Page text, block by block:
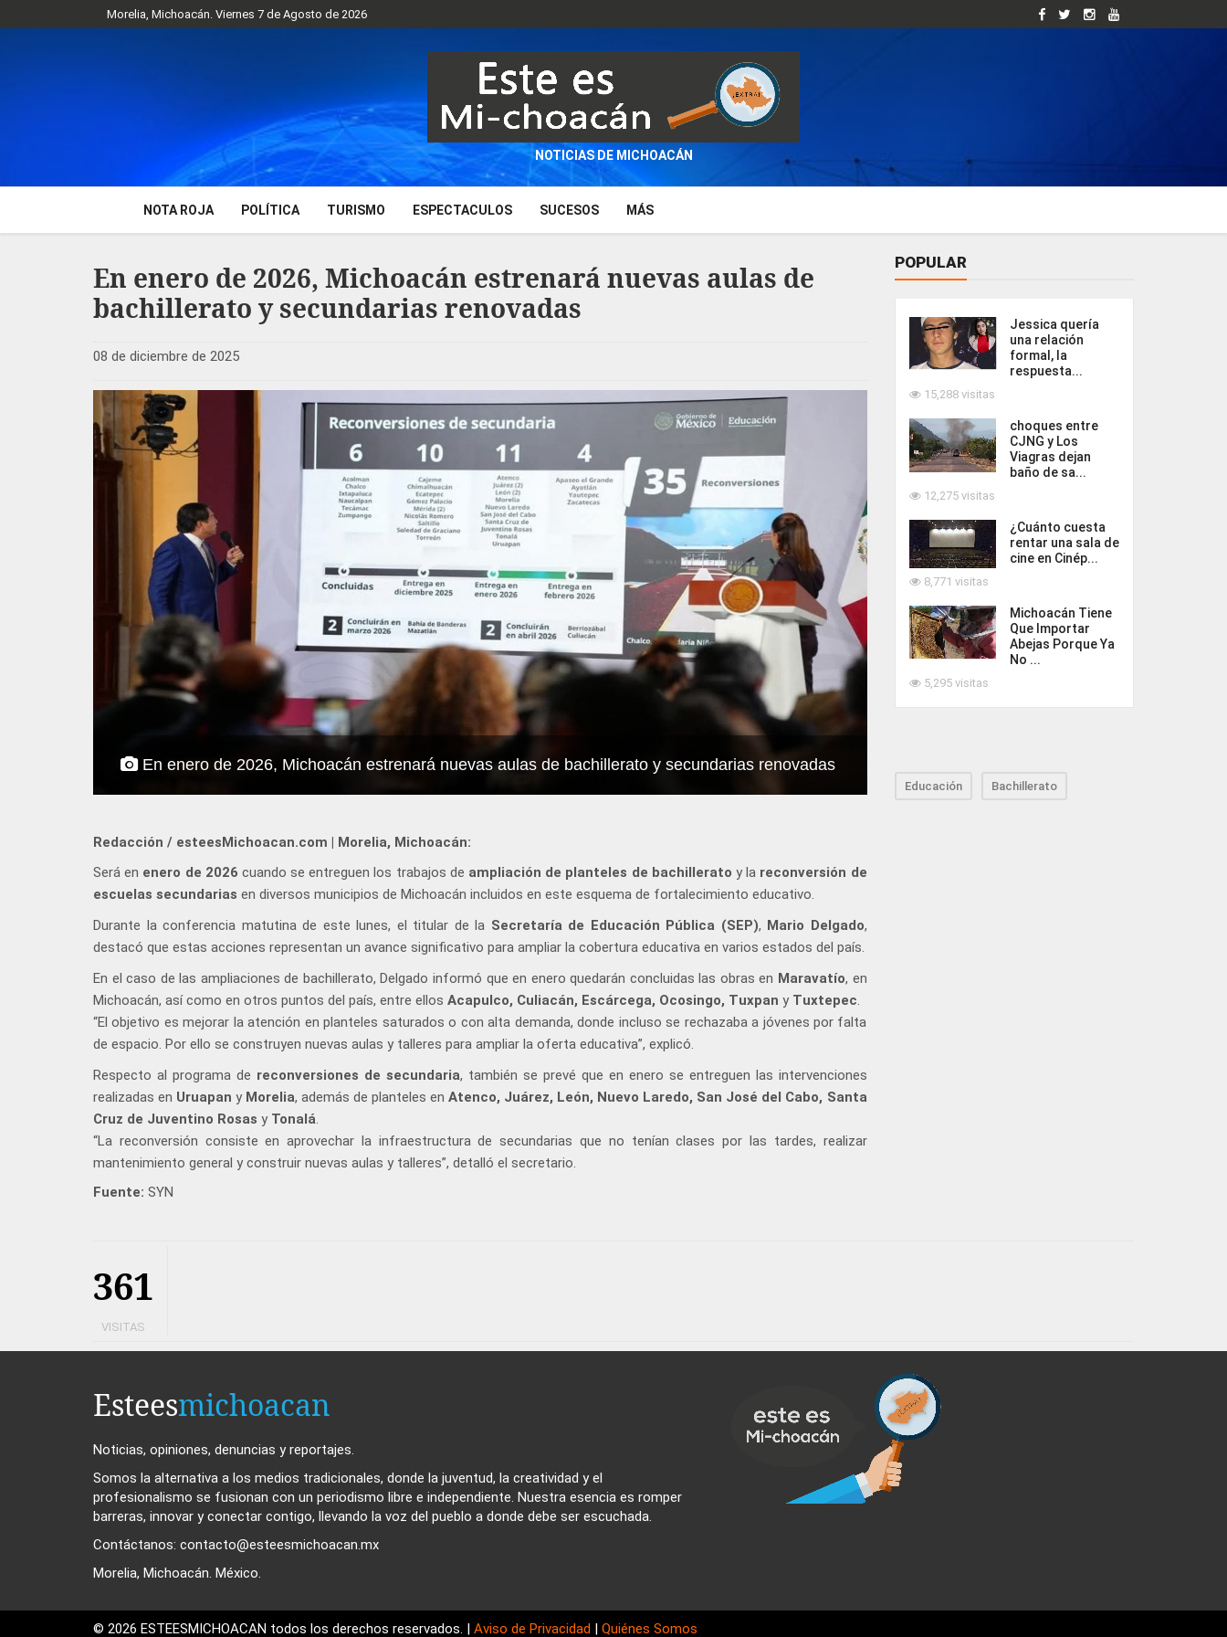
Morelia, Michoacán. Viernes 7 de Agosto de 2026
NOTICIAS DE MICHOACÁN
NOTA ROJA POLÍTICA TURISMO ESPECTACULOS SUCESOS MÁS
En enero de 2026, Michoacán estrenará nuevas aulas de
bachillerato y secundarias renovadas
08 de diciembre de 2025
En enero de 2026, Michoacán estrenará nuevas aulas de bachillerato y secundarias renovadas
Redacción / esteesMichoacan.com | Morelia, Michoacán:
Será en enero de 2026 cuando se entreguen los trabajos de ampliación de planteles de bachillerato y la reconversión de
escuelas secundarias en diversos municipios de Michoacán incluidos en este esquema de fortalecimiento educativo.
Durante la conferencia matutina de este lunes, el titular de la Secretaría de Educación Pública (SEP), Mario Delgado,
destacó que estas acciones representan un avance significativo para ampliar la cobertura educativa en varios estados del país.
En el caso de las ampliaciones de bachillerato, Delgado informó que en enero quedarán concluidas las obras en Maravatío, en
Michoacán, así como en otros puntos del país, entre ellos Acapulco, Culiacán, Escárcega, Ocosingo, Tuxpan y Tuxtepec.
“El objetivo es mejorar la atención en planteles saturados o con alta demanda, donde incluso se rechazaba a jóvenes por falta
de espacio. Por ello se construyen nuevas aulas y talleres para ampliar la oferta educativa”, explicó.
Respecto al programa de reconversiones de secundaria, también se prevé que en enero se entreguen las intervenciones
realizadas en Uruapan y Morelia, además de planteles enAtenco, Juárez, León, Nuevo Laredo, San José del Cabo, Santa
Cruz de Juventino Rosas y Tonalá.
“La reconversión consiste en aprovechar la infraestructura de secundarias que no tenían clases por las tardes, realizar
mantenimiento general y construir nuevas aulas y talleres”, detalló el secretario.
Fuente: SYN
POPULAR
Jessica quería
una relación
formal, la
respuesta...
15,288 visitas
choques entre
CJNG y Los
Viagras dejan
baño de sa...
12,275 visitas
¿Cuánto cuesta
rentar una sala de
cine en Cinép...
8,771 visitas
Michoacán Tiene
Que Importar
Abejas Porque Ya
No ...
5,295 visitas
Educación Bachillerato
361
VISITAS
Esteesmichoacan
Noticias, opiniones, denuncias y reportajes.
Somos la alternativa a los medios tradicionales, donde la juventud, la creatividad y el
profesionalismo se fusionan con un periodismo libre e independiente. Nuestra esencia es romper
barreras, innovar y conectar contigo, llevando la voz del pueblo a donde debe ser escuchada.
Contáctanos: contacto@esteesmichoacan.mx
Morelia, Michoacán. México.
© 2026 ESTEESMICHOACAN todos los derechos reservados. | Aviso de Privacidad | Quiénes Somos